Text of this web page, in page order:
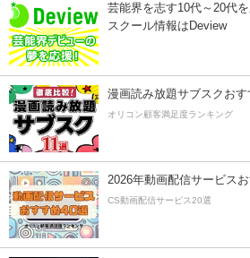
芸能界を志す10代～20代
スクール情報はDeview
漫画読み放題サブスクおす
オリコン顧客満足度ランキング
2026年動画配信サービス
CS動画配信サービス20選